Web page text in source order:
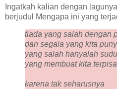
Ingatkah kalian dengan
berjudul Mengapa ini yang
tiada yang salah dengan
dan segala yang kita
yang salah hanyalah
yang membuat kita
karena tak seharusnya